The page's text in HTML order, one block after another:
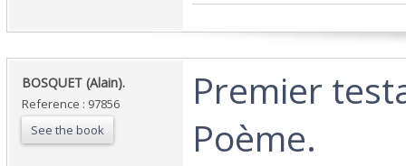
‎BOSQUET (Alain).‎
Reference : 97856
See the book
‎Premier
Poème.‎